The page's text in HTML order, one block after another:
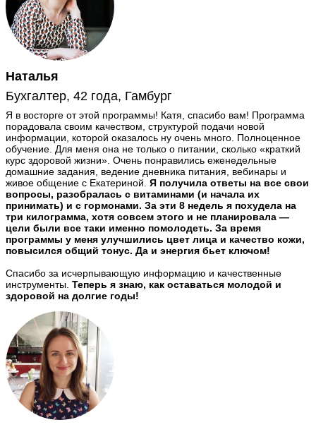
Наталья
Бухгалтер, 42 года, Гамбург
Я в восторге от этой программы! Катя, спасибо вам! Программа
порадовала своим качеством, структурой подачи новой
информации, которой оказалось ну очень много. Полноценное
обучение. Для меня она не только о питании, сколько «краткий
курс здоровой жизни». Очень понравились еженедельные
домашние задания, ведение дневника питания, вебинары и
живое общение с Екатериной. Я получила ответы на все свои
вопросы, разобралась с витаминами (и начала их
принимать) и с гормонами. За эти 8 недель я похудела на
три килограмма, хотя совсем этого и не планировала —
цели были все таки именно помолодеть. За время
программы у меня улучшились цвет лица и качество кожи,
повысился общий тонус. Да и энергия бьет ключом!
Спасибо за исчерпывающую информацию и качественные
инструменты. Теперь я знаю, как оставаться молодой и
здоровой на долгие годы!